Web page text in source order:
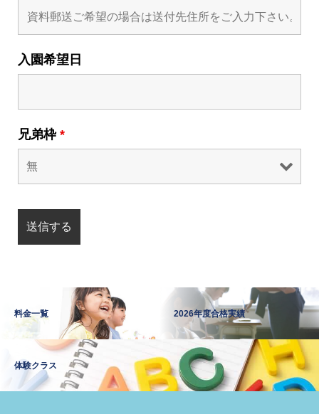
入園希望日
兄弟枠 *
料金一覧 2026年度合格実績
体験クラス